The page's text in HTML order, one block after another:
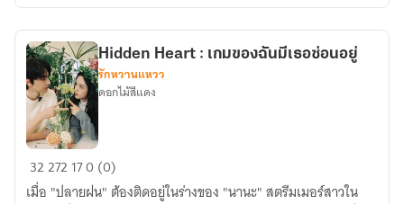
Hidden
Heart
Hidden Heart : เกมของฉันมีเธอซ่อนอยู่
รักหวานแหวว
ดอกไม้สีแดง
32272 170 (0)
เมื่อ "ปลายฝน" ต้องติดอยู่ในร่างของ "นานะ" สตรีมเมอร์สาวใน